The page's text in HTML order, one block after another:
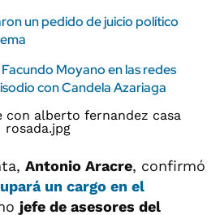
un pedido de juicio político
Moyano en las redes
con Candela Azariaga
Antonio Aracre, confirmó
un cargo en el
jefe de asesores del